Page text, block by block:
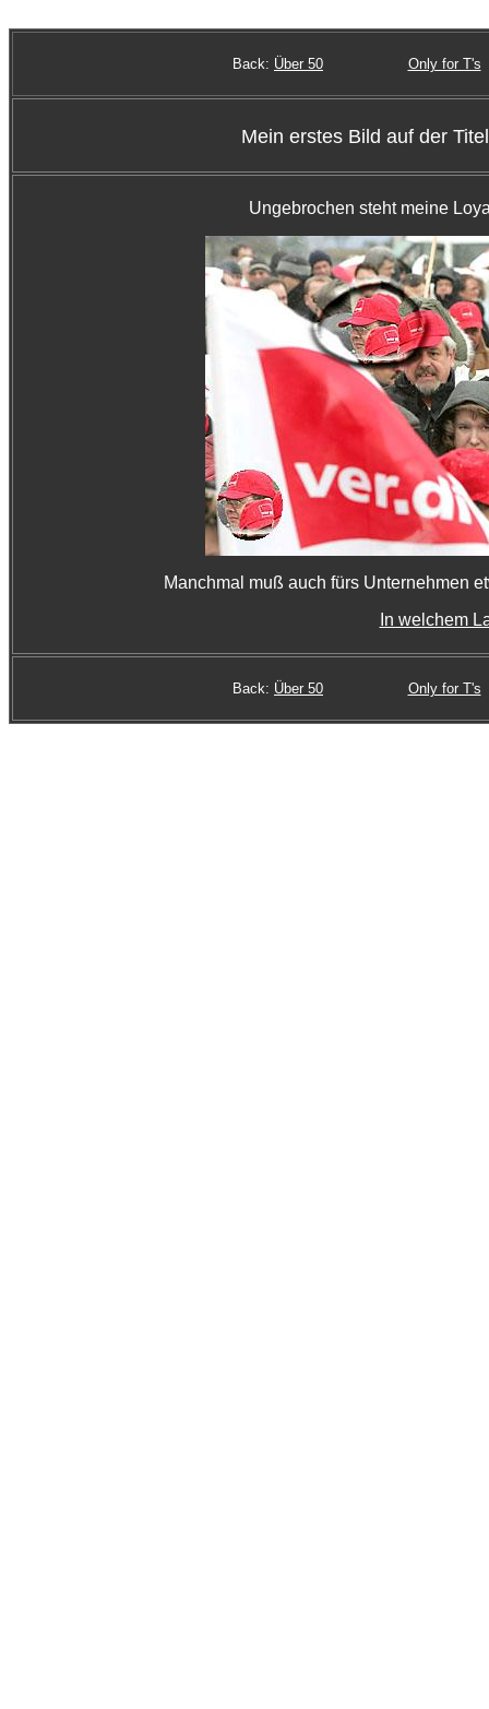
Back: Über 50 Only for T's
Mein erstes Bild auf der
Ungebrochen steht meine
Manchmal muß auch fürs Unternehmen
In welchem
Back: Über 50 Only for T's